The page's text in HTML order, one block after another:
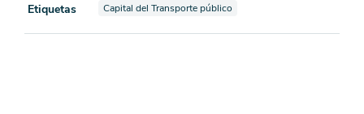
Etiquetas Ver documentos también etiquetados como
Capital del Transporte público